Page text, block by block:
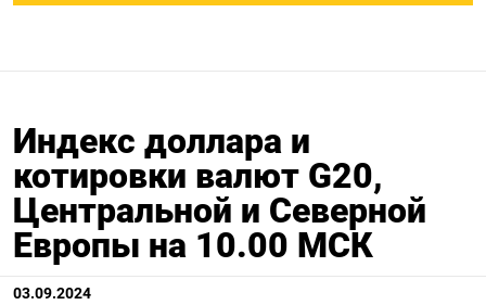
Индекс доллара и
котировки валют G20,
Центральной и Северной
Европы на 10.00 МСК
03.09.2024